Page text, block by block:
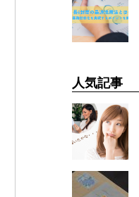
人気記事